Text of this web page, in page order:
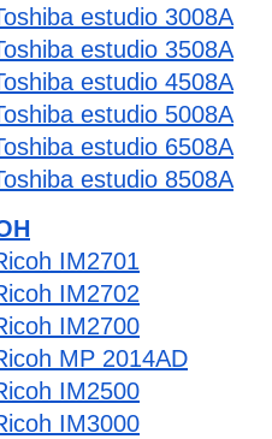
estudio 3008A
estudio 3508A
estudio 4508A
estudio 5008A
estudio 6508A
estudio 8508A
IM2701
IM2702
IM2700
MP 2014AD
IM2500
IM3000